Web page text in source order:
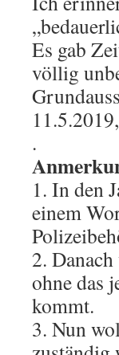
Es gab
völlig
.
1. In den
einem
2.
ohne das
kommt.
3. Nun